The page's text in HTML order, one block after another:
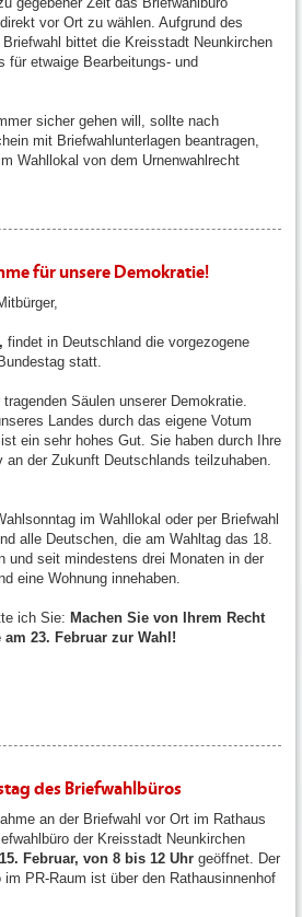
vor Ort zu wählen. Aufgrund des
bittet die Kreisstadt Neunkirchen
für etwaige Bearbeitungs- und
sicher gehen will, sollte nach
mit Briefwahlunterlagen beantragen,
Wahllokal von dem Urnenwahlrecht
für unsere Demokratie!
Mitbürger,
findet in Deutschland die vorgezogene
statt.
Säulen unserer Demokratie.
Landes durch das eigene Votum
ein sehr hohes Gut. Sie haben durch Ihre
der Zukunft Deutschlands teilzuhaben.
im Wahllokal oder per Briefwahl
alle Deutschen, die am Wahltag das 18.
und seit mindestens drei Monaten in der
eine Wohnung innehaben.
ich Sie: Machen Sie von Ihrem Recht
am 23. Februar zur Wahl!
des Briefwahlbüros
an der Briefwahl vor Ort im Rathaus
der Kreisstadt Neunkirchen
Februar, von 8 bis 12 Uhr geöffnet. Der
PR-Raum ist über den Rathausinnenhof